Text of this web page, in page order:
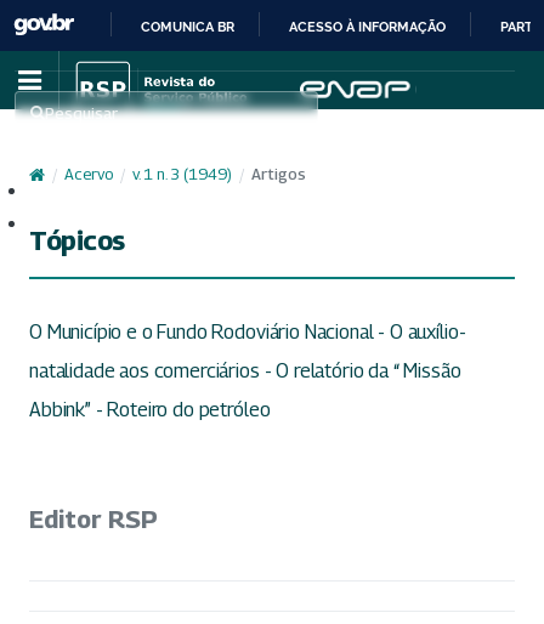
IR
PARA
CONTEÚDO
COMUNICA BR ACESSO À INFORMAÇÃO
Pesquisar
/ Acervo / v. 1 n. 3 (1949) / Artigos
Tópicos
O Município e o Fundo Rodoviário Nacional - O auxílio-
natalidade aos comerciários - O relatório da “ Missão
Abbink” - Roteiro do petróleo
Editor RSP